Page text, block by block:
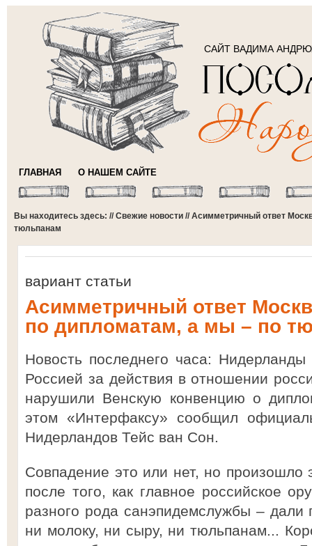
САЙТ ВАДИМА
ГЛАВНАЯ О НАШЕМ САЙТЕ
Вы находитесь здесь: //Свежие новости // Асимметричный ответ
тюльпанам
вариант статьи
Асимметричный ответ
по дипломатам, а мы – по
Новость последнего часа: Нидерланды
Россией за действия в отношении
нарушили Венскую конвенцию о
этом «Интерфаксу» сообщил
Нидерландов Тейс ван Сон.
Совпадение это или нет, но произошло
после того, как главное российское
разного рода санэпидемслужбы – дали
ни молоку, ни сыру, ни тюльпанам...